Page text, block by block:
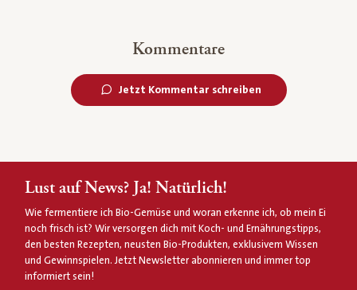
Kommentare
Jetzt Kommentar schreiben
Lust auf News? Ja! Natürlich!
Wie fermentiere ich Bio-Gemüse und woran erkenne ich, ob mein Ei
noch frisch ist? Wir versorgen dich mit Koch- und Ernährungstipps,
den besten Rezepten, neusten Bio-Produkten, exklusivem Wissen
und Gewinnspielen. Jetzt Newsletter abonnieren und immer top
informiert sein!